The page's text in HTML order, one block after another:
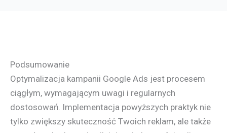
Podsumowanie
Optymalizacja kampanii Google Ads jest procesem
ciągłym, wymagającym uwagi i regularnych
dostosowań. Implementacja powyższych praktyk nie
tylko zwiększy skuteczność Twoich reklam, ale także